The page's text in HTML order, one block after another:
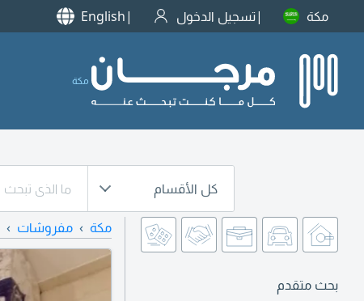
مكة تسجيل الدخول English
مكة
كل الأقسام
بحث متقدم
مكة مفروشات